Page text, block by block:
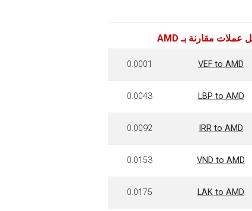
VEF to AMD
0.0001
LBP to AMD
0.0043
IRR to AMD
0.0092
VND to AMD
0.0153
LAK to AMD
0.0175